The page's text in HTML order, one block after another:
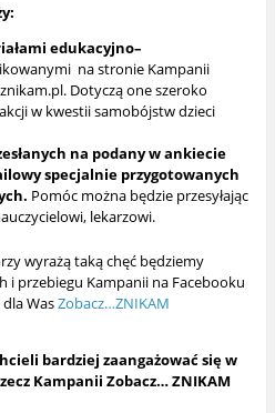
edukacyjno–
na stronie Kampanii
. Dotyczą one szeroko
w kwestii samobójstw dzieci
na podany w ankiecie
specjalnie przygotowanych
Pomóc można będzie przesyłając
lekarzowi.
wyrażą taką chęć będziemy
przebiegu Kampanii na Facebooku
WasZobacz…ZNIKAM
bardziej zaangażować się w
Kampanii Zobacz… ZNIKAM